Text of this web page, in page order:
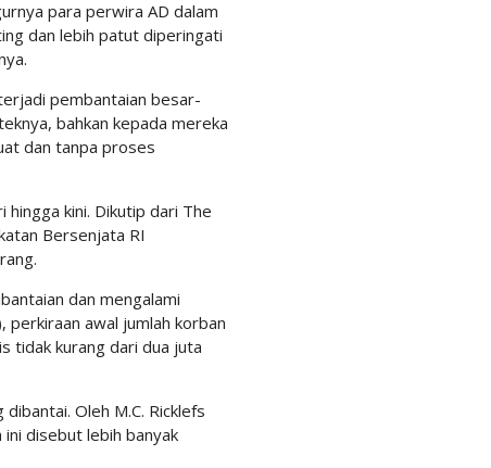
para perwira AD dalam
dan lebih patut diperingati
pembantaian besar-
bahkan kepada mereka
dan tanpa proses
kini. Dikutip dari The
Bersenjata RI
dan mengalami
awal jumlah korban
tidak kurang dari dua juta
Oleh M.C. Ricklefs
disebut lebih banyak